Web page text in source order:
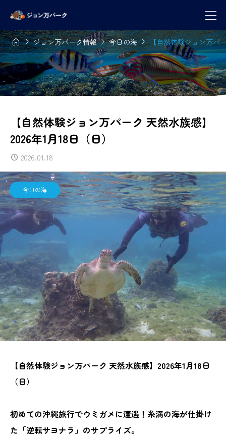
ジョン万パーク情報今日の海【自然体験ジョン万パ
【自然体験ジョン万パーク 天然水族感】
2026年1月18日（日）
2026.01.18
今日の海
【自然体験ジョン万パーク 天然水族感】2026年1月18日
（日）
初めての沖縄旅行でウミガメに遭遇！糸満の海が仕掛け
た「逆転サヨナラ」のサプライズ。